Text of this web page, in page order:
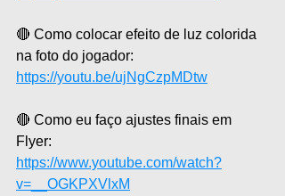
🔴 Como colocar efeito de luz colorida
na foto do jogador:
https://youtu.be/ujNgCzpMDtw
🔴 Como eu faço ajustes finais em
Flyer:
https://www.youtube.com/watch?
v=__OGKPXVlxM